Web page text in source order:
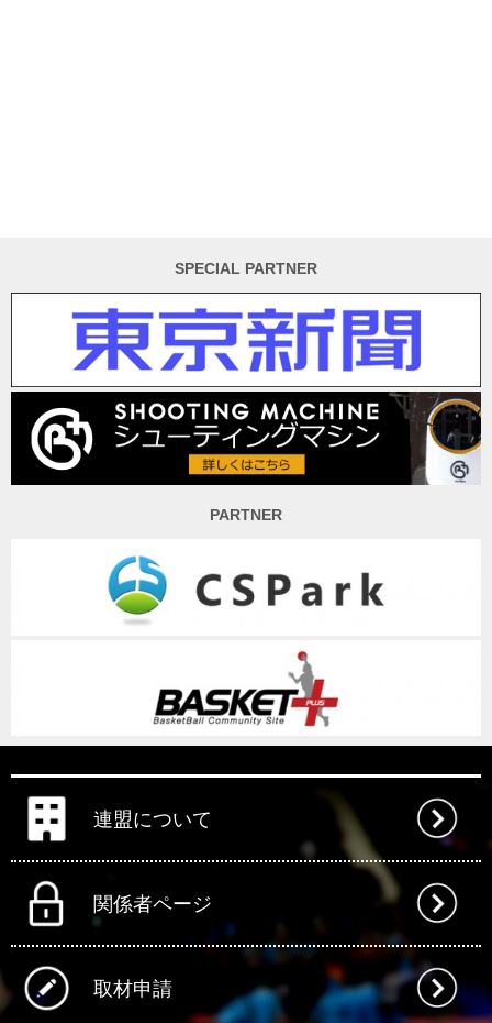
SPECIAL PARTNER
PARTNER
連盟について
関係者ページ
取材申請